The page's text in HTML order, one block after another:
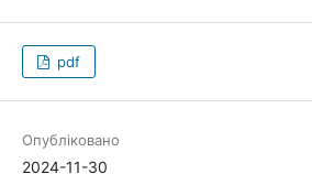
pdf
Опубліковано
2024-11-30